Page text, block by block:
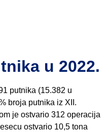
u 2022.
putnika (15.382 u
broja putnika iz XII.
je ostvario 312 operacija
ostvario 10,5 tona